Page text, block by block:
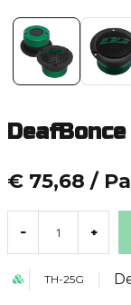
€ 75,68 /
- +
TH-25G